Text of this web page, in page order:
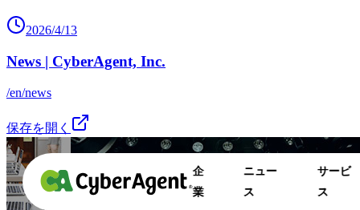
2026/4/13
News | CyberAgent, Inc.
/en/news
保存を開く